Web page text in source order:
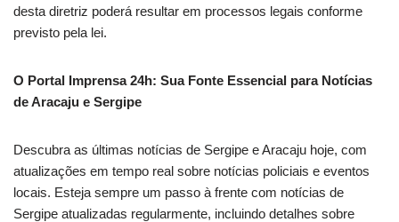
desta diretriz poderá resultar em processos legais conforme
previsto pela lei.
O Portal Imprensa 24h: Sua Fonte Essencial para Notícias
de Aracaju e Sergipe
Descubra as últimas notícias de Sergipe e Aracaju hoje, com
atualizações em tempo real sobre notícias policiais e eventos
locais. Esteja sempre um passo à frente com notícias de
Sergipe atualizadas regularmente, incluindo detalhes sobre